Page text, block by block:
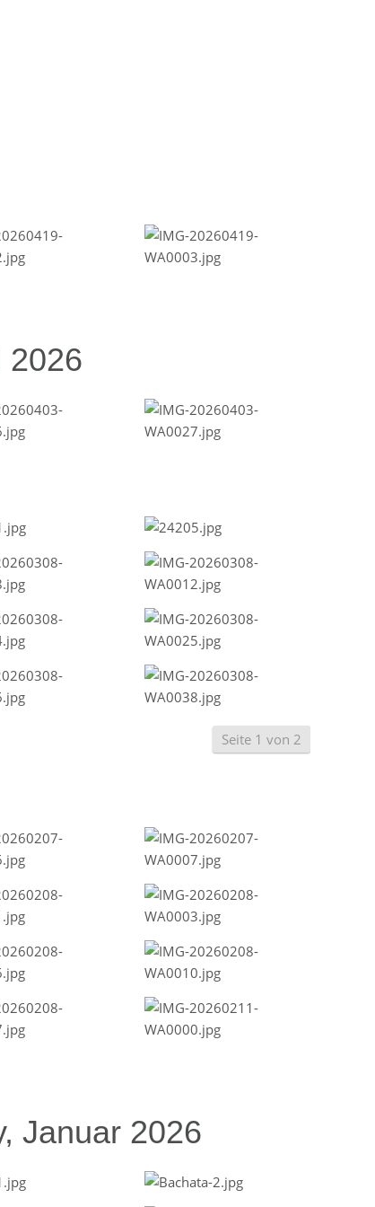
2026
Seite 1 von 2
Januar 2026